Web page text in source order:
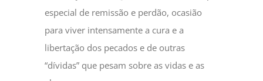
especial de remissão e perdão, ocasião
para viver intensamente a cura e a
libertação dos pecados e de outras
“dívidas” que pesam sobre as vidas e as